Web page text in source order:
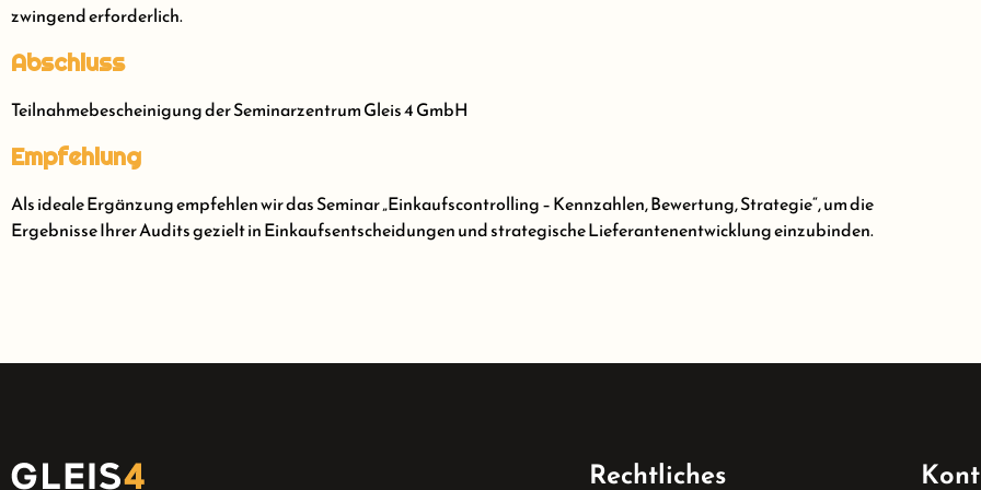
zwingend erforderlich.
Abschluss
Teilnahmebescheinigung der Seminarzentrum Gleis 4 GmbH
Empfehlung
Als ideale Ergänzung empfehlen wir das Seminar „Einkaufscontrolling – Kennzahlen, Bewertung, Strategie“, um die
Ergebnisse Ihrer Audits gezielt in Einkaufsentscheidungen und strategische Lieferantenentwicklung einzubinden.
Rechtliches